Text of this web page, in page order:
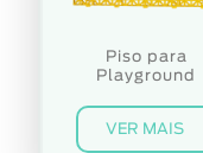
Piso para
Playground
VER MAIS